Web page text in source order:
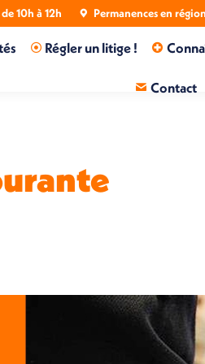
10h à 12h Permanences en
Régler un litige !
Contact